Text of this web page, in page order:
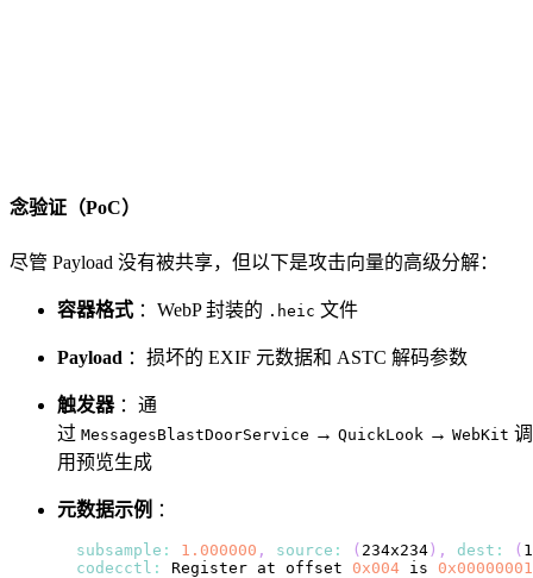
念验证（PoC）
尽管 Payload 没有被共享，但以下是攻击向量的高级分解：
容器格式 ：WebP 封装的 .heic 文件
Payload ：损坏的 EXIF 元数据和 ASTC 解码参数
触发器：通
过 MessagesBlastDoorService → QuickLook → WebKit 调
用预览生成
元数据示例 ：
subsample : 1.000000 , source : ( 234x234) , dest : (
codecctl : Register at offset 0x004 is 0x00000001